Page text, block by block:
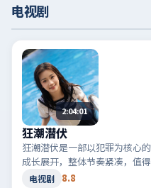
电视剧
2:04:01
狂潮潜伏
狂潮潜伏是一部以犯罪为核心
成长展开，整体节奏紧凑，值得
电视剧 8.8